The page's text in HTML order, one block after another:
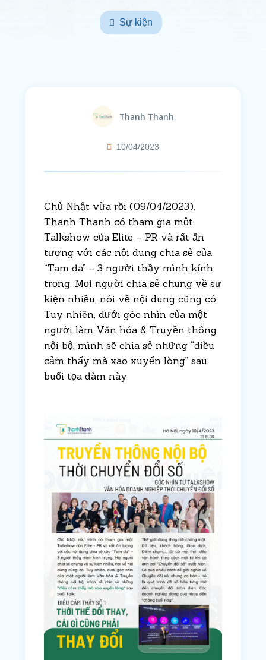
Sự kiện
Thanh Thanh
10/04/2023
Chủ Nhật vừa rồi (09/04/2023),
Thanh Thanh có tham gia một
Talkshow của Elite – PR và rất ấn
tượng với các nội dung chia sẻ của
“Tam đa” – 3 người thầy mình kính
trọng. Mọi người chia sẻ chung về sự
kiện nhiều, nói về nội dung cũng có.
Tuy nhiên, dưới góc nhìn của một
người làm Văn hóa & Truyền thông
nội bộ, mình sẽ chia sẻ những “điều
cảm thấy mà xao xuyến lòng” sau
buổi tọa đàm này.